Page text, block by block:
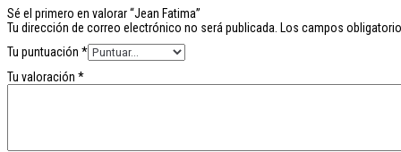
Sé el primero en valorar “Jean Fatima”
Tu dirección de correo electrónico no será publicada. Los campos
Tu puntuación *
Tu valoración *